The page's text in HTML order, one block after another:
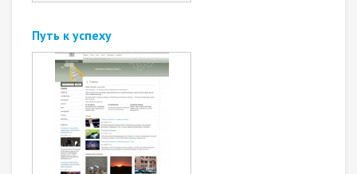
Путь к успеху